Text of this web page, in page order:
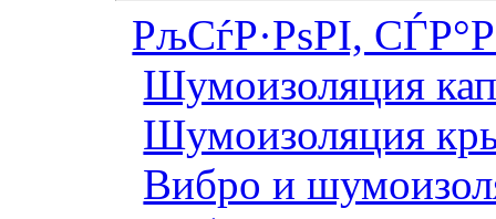
РљСѓР·РѕРІ,
Шумоизоляция
Шумоизоляция
Вибро и